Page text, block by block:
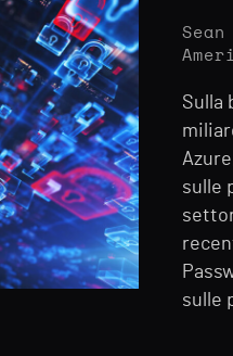
Sulla
sulle
sulle